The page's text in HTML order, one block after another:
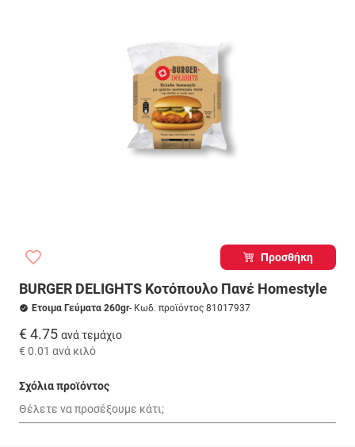
Προσθήκη
BURGER DELIGHTS Κοτόπουλο Πανέ Homestyle
Ετοιμα Γεύματα 260gr- Κωδ. προϊόντος 81017937
€ 4.75 ανά τεμάχιο
€ 0.01 ανά κιλό
Σχόλια προϊόντος